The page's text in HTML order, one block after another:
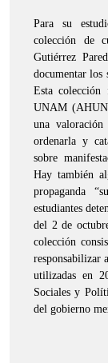
Para su
colección de
Gutiérrez
documentar los
Esta
UNAM
una
ordenarla y
sobre
Hay también
propaganda
estudiantes
del 2 de
colección
responsabilizar
utilizadas en
Sociales y
del gobierno